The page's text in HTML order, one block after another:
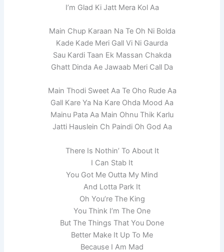
I’m Glad Ki Jatt Mera Kol Aa
Main Chup Karaan Na Te Oh Ni Bolda
Kade Kade Meri Gall Vi Ni Gaurda
Sau Kardi Taan Ek Massan Chakda
Ghatt Dinda Ae Jawaab Meri Call Da
Main Thodi Sweet Aa Te Oho Rude Aa
Gall Kare Ya Na Kare Ohda Mood Aa
Mainu Pata Aa Main Ohnu Thik Karlu
Jatti Hauslein Ch Paindi Oh God Aa
There Is Nothin’ To About It
I Can Stab It
You Got Me Outta My Mind
And Lotta Park It
Oh You’rе The King
You Think I’m The One
But Thе Things That You Done
Better Make It Up To Me
Because I Am Mad